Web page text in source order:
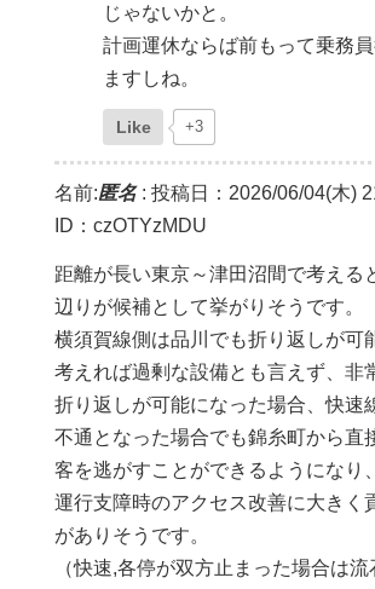
じゃないかと。
計画運休ならば前もって乗務
ますしね。
Like +3
名前:匿名: 投稿日：2026/06/04(木)
ID：czOTYzMDU
距離が長い東京～津田沼間で考える
辺りが候補として挙がりそうです。
横須賀線側は品川でも折り返しが可
考えれば過剰な設備とも言えず、非
折り返しが可能になった場合、快速
不通となった場合でも錦糸町から直
客を逃がすことができるようになり
運行支障時のアクセス改善に大きく
がありそうです。
（快速,各停が双方止まった場合は